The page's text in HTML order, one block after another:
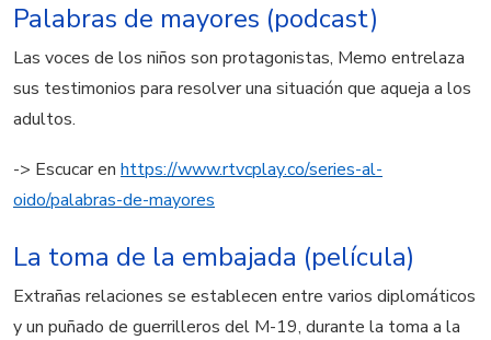
Palabras de mayores (podcast)
Las voces de los niños son protagonistas, Memo entrelaza
sus testimonios para resolver una situación que aqueja a los
adultos.
-> Escucar en https://www.rtvcplay.co/series-al-
oido/palabras-de-mayores
La toma de la embajada (película)
Extrañas relaciones se establecen entre varios diplomáticos
y un puñado de guerrilleros del M-19, durante la toma a la